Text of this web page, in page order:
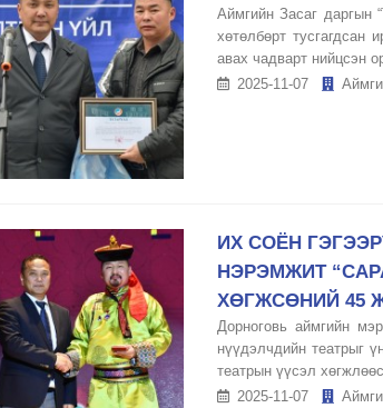
Аймгийн Засаг даргын
хөтөлбөрт
авах чадварт нийцсэн
2025-11-07
ИХ СОЁН
НЭРЭМЖИТ
ХӨГЖСӨНИЙ 45
Дорноговь аймгийн
нүүдэлчдийн театрыг
театрын үүсэл
2025-11-07